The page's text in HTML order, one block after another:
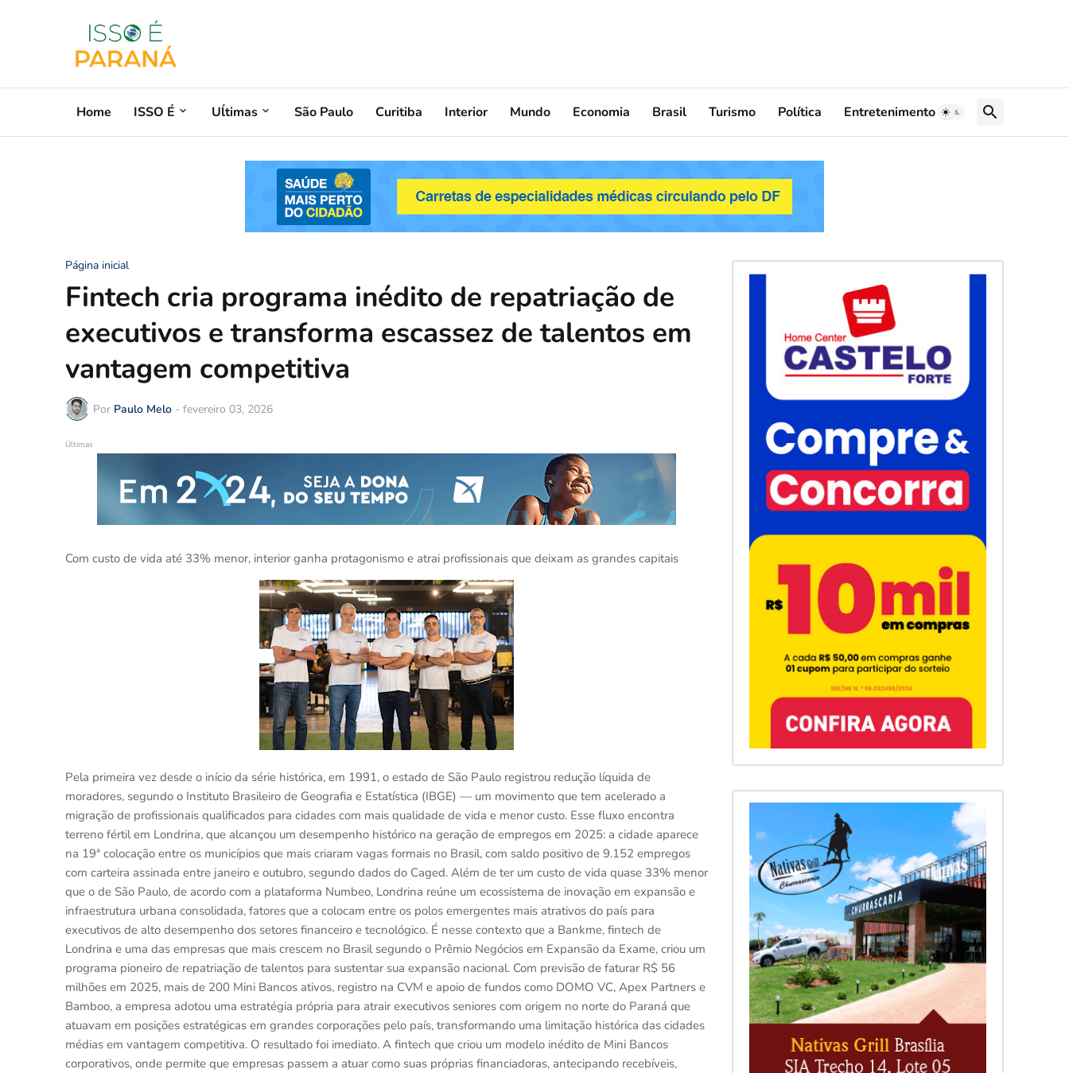
Home ISSO É Uĺtimas São Paulo Curitiba Interior Mundo Economia Brasil Turismo Política Entretenimento
Página inicial
Fintech cria programa inédito de repatriação de
executivos e transforma escassez de talentos em
vantagem competitiva
Por Paulo Melo - fevereiro 03, 2026
Últimas
Com custo de vida até 33% menor, interior ganha protagonismo e atrai profissionais que deixam as grandes capitais
Pela primeira vez desde o início da série histórica, em 1991, o estado de São Paulo registrou redução líquida de
moradores, segundo o Instituto Brasileiro de Geografia e Estatística (IBGE) — um movimento que tem acelerado a
migração de profissionais qualificados para cidades com mais qualidade de vida e menor custo. Esse fluxo encontra
terreno fértil em Londrina, que alcançou um desempenho histórico na geração de empregos em 2025: a cidade aparece
na 19ª colocação entre os municípios que mais criaram vagas formais no Brasil, com saldo positivo de 9.152 empregos
com carteira assinada entre janeiro e outubro, segundo dados do Caged. Além de ter um custo de vida quase 33% menor
que o de São Paulo, de acordo com a plataforma Numbeo, Londrina reúne um ecossistema de inovação em expansão e
infraestrutura urbana consolidada, fatores que a colocam entre os polos emergentes mais atrativos do país para
executivos de alto desempenho dos setores financeiro e tecnológico. É nesse contexto que a Bankme, fintech de
Londrina e uma das empresas que mais crescem no Brasil segundo o Prêmio Negócios em Expansão da Exame, criou um
programa pioneiro de repatriação de talentos para sustentar sua expansão nacional. Com previsão de faturar R$ 56
milhões em 2025, mais de 200 Mini Bancos ativos, registro na CVM e apoio de fundos como DOMO VC, Apex Partners e
Bamboo, a empresa adotou uma estratégia própria para atrair executivos seniores com origem no norte do Paraná que
atuavam em posições estratégicas em grandes corporações pelo país, transformando uma limitação histórica das cidades
médias em vantagem competitiva. O resultado foi imediato. A fintech que criou um modelo inédito de Mini Bancos
corporativos, onde permite que empresas passem a atuar como suas próprias financiadoras, antecipando recebíveis,